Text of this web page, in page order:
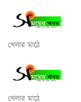
খেলার মাঠে
খেলার মাঠে